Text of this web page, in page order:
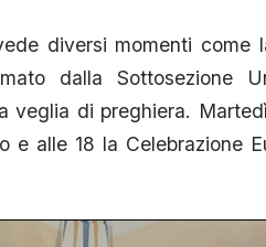
diversi momenti come
dalla Sottosezione
veglia di preghiera.
e alle 18 la Celebrazione